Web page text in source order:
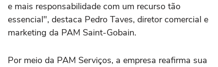
e mais responsabilidade com um recurso tão
essencial", destaca Pedro Taves, diretor comercial e
marketing da PAM Saint-Gobain.
Por meio da PAM Serviços, a empresa reafirma sua